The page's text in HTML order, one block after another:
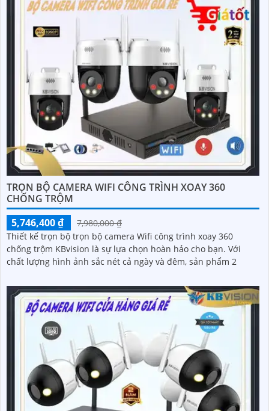
TRỌN BỘ CAMERA WIFI CÔNG TRÌNH XOAY 360
CHỐNG TRỘM
5,746,400 ₫
7,980,000 ₫
Thiết kế trọn bộ trọn bộ camera Wifi công trình xoay 360
chống trộm KBvision là sự lựa chọn hoàn hảo cho bạn. Với
chất lượng hình ảnh sắc nét cả ngày và đêm, sản phẩm 2